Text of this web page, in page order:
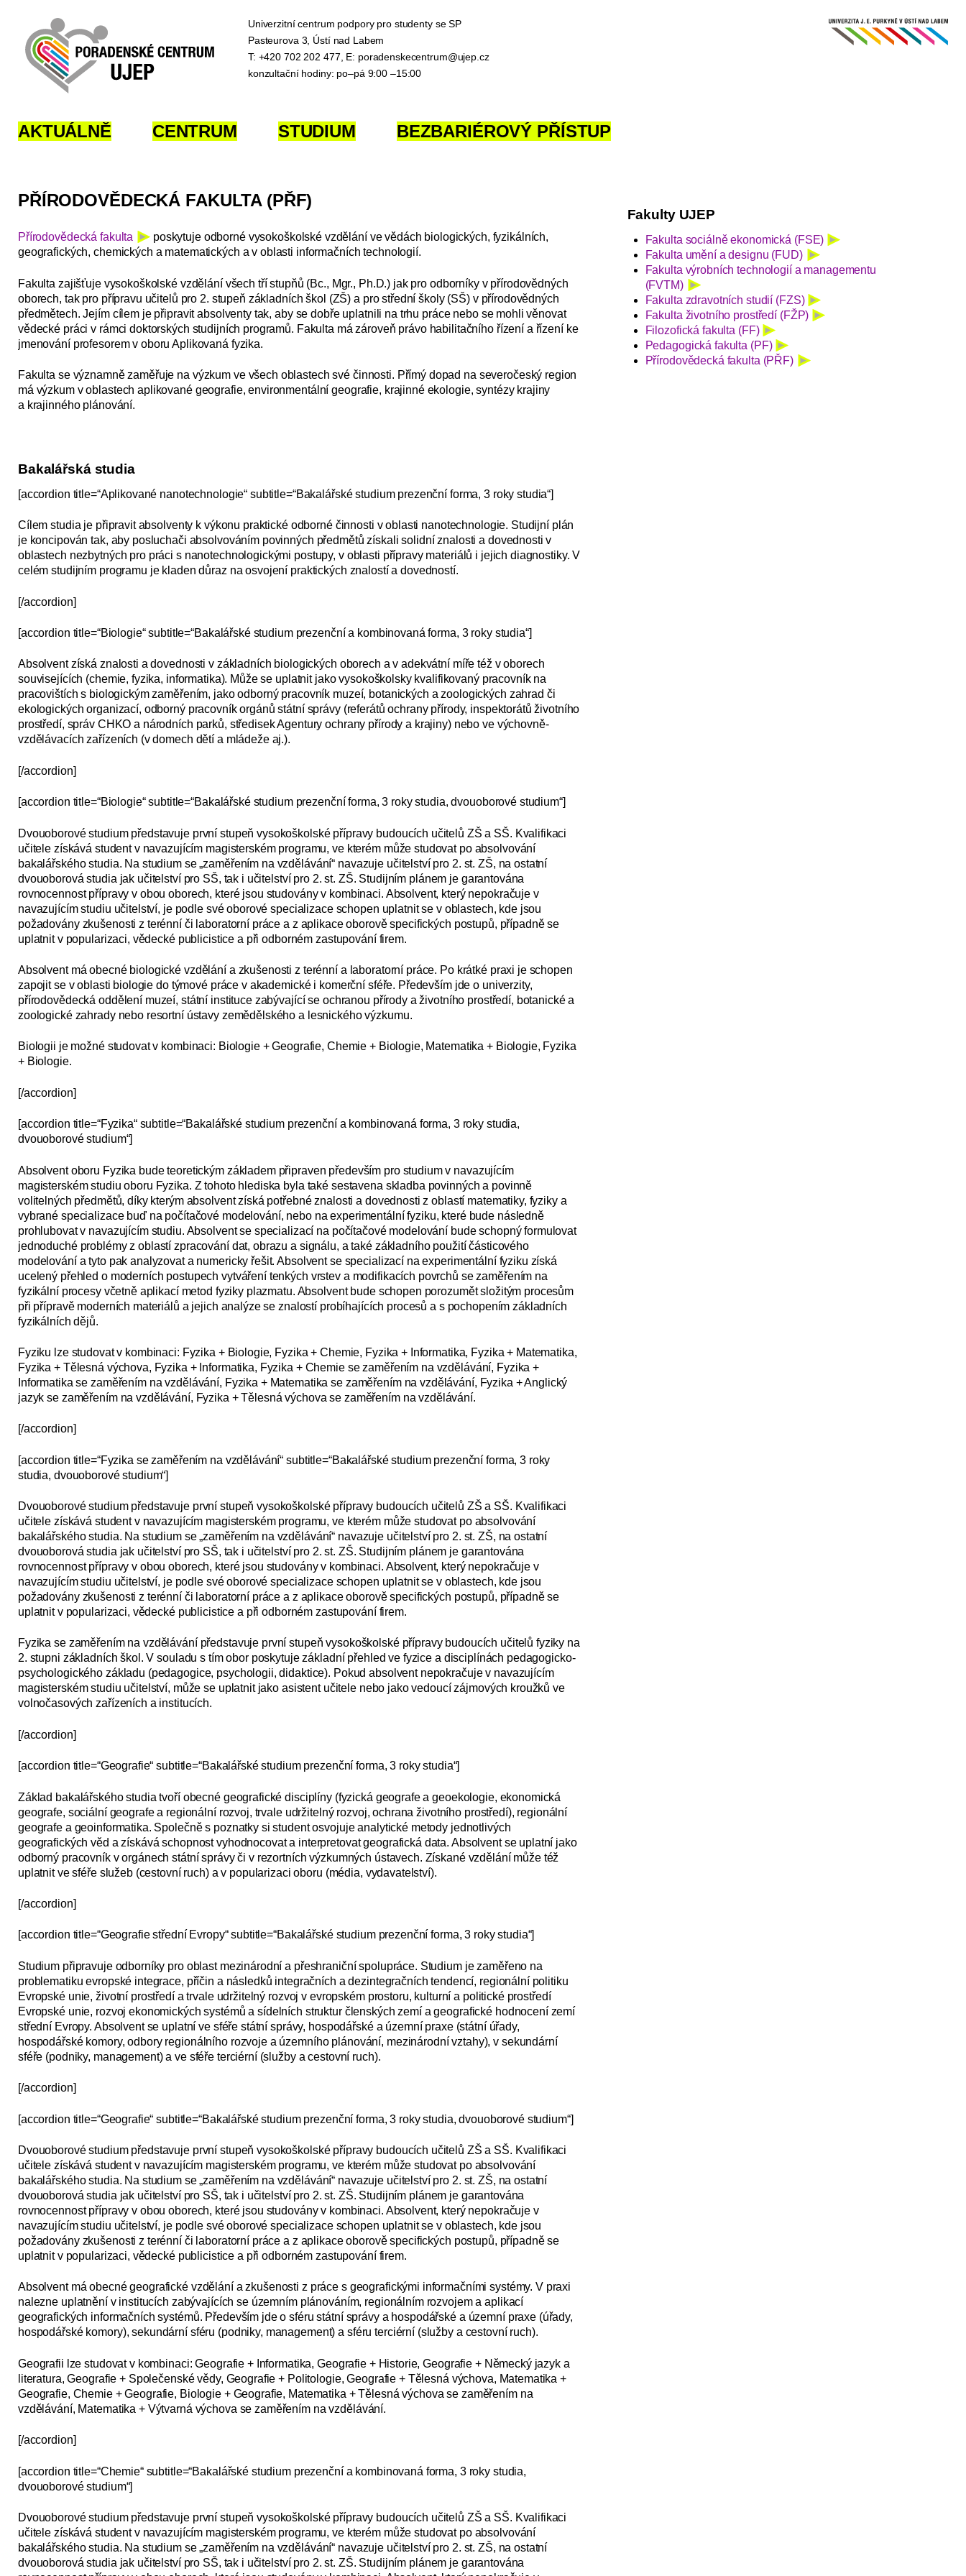
Univerzitní centrum podpory pro studenty se SP
Pasteurova 3, Ústí nad Labem
T: +420 702 202 477, E: poradenskecentrum@ujep.cz
konzultační hodiny: po–pá 9:00 –15:00
AKTUÁLNĚ CENTRUM STUDIUM BEZBARIÉROVÝ PŘÍSTUP
PŘÍRODOVĚDECKÁ FAKULTA (PŘF)
Přírodovědecká fakulta
poskytuje odborné vysokoškolské vzdělání ve vědách biologických, fyzikálních,
geografických, chemických a matematických a v oblasti informačních technologií.
Fakulta zajišťuje vysokoškolské vzdělání všech tří stupňů (Bc., Mgr., Ph.D.) jak pro odborníky v přírodovědných
oborech, tak pro přípravu učitelů pro 2. stupeň základních škol (ZŠ) a pro střední školy (SŠ) v přírodovědných
předmětech. Jejím cílem je připravit absolventy tak, aby se dobře uplatnili na trhu práce nebo se mohli věnovat
vědecké práci v rámci doktorských studijních programů. Fakulta má zároveň právo habilitačního řízení a řízení ke
jmenování profesorem v oboru Aplikovaná fyzika.
Fakulta se významně zaměřuje na výzkum ve všech oblastech své činnosti. Přímý dopad na severočeský region
má výzkum v oblastech aplikované geografie, environmentální geografie, krajinné ekologie, syntézy krajiny
a krajinného plánování.
Bakalářská studia
[accordion title=“Aplikované nanotechnologie“ subtitle=“Bakalářské studium prezenční forma, 3 roky studia“]
Cílem studia je připravit absolventy k výkonu praktické odborné činnosti v oblasti nanotechnologie. Studijní plán
je koncipován tak, aby posluchači absolvováním povinných předmětů získali solidní znalosti a dovednosti v
oblastech nezbytných pro práci s nanotechnologickými postupy, v oblasti přípravy materiálů i jejich diagnostiky. V
celém studijním programu je kladen důraz na osvojení praktických znalostí a dovedností.
[/accordion]
[accordion title=“Biologie“ subtitle=“Bakalářské studium prezenční a kombinovaná forma, 3 roky studia“]
Absolvent získá znalosti a dovednosti v základních biologických oborech a v adekvátní míře též v oborech
souvisejících (chemie, fyzika, informatika). Může se uplatnit jako vysoko­školsky kvalifikovaný pracovník na
pracovištích s biologickým zaměřením, jako odborný pracovník muzeí, botanických a zoologických zahrad či
ekologických organizací, odborný pracovník orgánů státní správy (referátů ochrany přírody, inspektorátů životního
prostře­dí, správ CHKO a národních parků, středisek Agentury ochrany přírody a krajiny) nebo ve výchovně-
vzdělávacích zařízeních (v domech dětí a mládeže aj.).
[/accordion]
[accordion title=“Biologie“ subtitle=“Bakalářské studium prezenční forma, 3 roky studia, dvouoborové studium“]
Dvouoborové studium představuje první stupeň vysokoškolské přípravy budoucích učite­lů ZŠ a SŠ. Kvalifikaci
učitele získává student v navazujícím magisterském programu, ve kterém může studovat po absolvování
bakalářského studia. Na studium se „zaměřením na vzdělávání“ navazuje učitelství pro 2. st. ZŠ, na ostatní
dvouoborová studia jak učitelství pro SŠ, tak i učitelství pro 2. st. ZŠ. Studijním plánem je garantována
rovnocennost přípravy v obou oborech, které jsou studovány v kombinaci. Absolvent, který nepokračuje v
navazu­jícím studiu učitelství, je podle své oborové specializace schopen uplatnit se v oblastech, kde jsou
požadovány zkušenosti z terénní či laboratorní práce a z aplikace oborově specifických postupů, případně se
uplatnit v popularizaci, vědecké publicistice a při odborném zastupování firem.
Absolvent má obecné biologické vzdělání a zkušenosti z terénní a laboratorní práce. Po krátké praxi je schopen
zapojit se v oblasti biologie do týmové práce v akademické i ko­merční sféře. Především jde o univerzity,
přírodovědecká oddělení muzeí, státní instituce zabývající se ochranou přírody a životního prostředí, botanické a
zoologické zahrady nebo resortní ústavy zemědělského a lesnického výzkumu.
Biologii je možné studovat v kombinaci: Biologie + Geografie, Chemie + Biologie, Matematika + Biologie, Fyzika
+ Biologie.
[/accordion]
[accordion title=“Fyzika“ subtitle=“Bakalářské studium prezenční a kombinovaná forma, 3 roky studia,
dvouoborové studium“]
Absolvent oboru Fyzika bude teoretickým základem připraven především pro studium v navazujícím
magisterském studiu oboru Fyzika. Z tohoto hlediska byla také sestavena skladba povinných a povinně
volitelných předmětů, díky kterým absolvent získá potřebné znalosti a dovednosti z oblastí matematiky, fyziky a
vybrané specializace buď na počítačové modelování, nebo na experimentální fyziku, které bude následně
prohlubovat v navazujícím studiu. Absolvent se specializací na počítačové modelování bude schopný formulovat
jednoduché problémy z oblastí zpracování dat, obrazu a signálu, a také základního použití částicového
modelování a tyto pak analyzovat a numericky řešit. Absolvent se specializací na experimentální fyziku získá
ucelený přehled o moderních postupech vytváření tenkých vrstev a modifikacích povrchů se zaměřením na
fyzikální procesy včetně aplikací metod fyziky plazmatu. Absolvent bude schopen porozumět složitým procesům
při přípravě moderních materiálů a jejich analýze se znalostí probíhajících procesů a s pochopením základních
fyzikálních dějů.
Fyziku lze studovat v kombinaci: Fyzika + Biologie, Fyzika + Chemie, Fyzika + Informatika, Fyzika + Matematika,
Fyzika + Tělesná výchova, Fyzika + Informatika, Fyzika + Chemie se zaměřením na vzdělávání, Fyzika +
Informatika se zaměřením na vzdělávání, Fyzika + Matematika se zaměřením na vzdělávání, Fyzika + Anglický
jazyk se zaměřením na vzdělávání, Fyzika + Tělesná výchova se zaměřením na vzdělávání.
[/accordion]
[accordion title=“Fyzika se zaměřením na vzdělávání“ subtitle=“Bakalářské studium prezenční forma, 3 roky
studia, dvouoborové studium“]
Dvouoborové studium představuje první stupeň vysokoškolské přípravy budoucích učitelů ZŠ a SŠ. Kvalifikaci
učitele získává student v navazujícím magisterském programu, ve kterém může studovat po absolvování
bakalářského studia. Na studium se „zaměřením na vzdělávání“ navazuje učitelství pro 2. st. ZŠ, na ostatní
dvouoborová studia jak učitelství pro SŠ, tak i učitelství pro 2. st. ZŠ. Studijním plánem je garantována
rovnocennost přípravy v obou oborech, které jsou studovány v kombinaci. Absolvent, který nepokračuje v
navazujícím studiu učitelství, je podle své oborové specializace schopen uplatnit se v oblastech, kde jsou
požadovány zkušenosti z terénní či laboratorní práce a z aplikace oborově specifických postupů, případně se
uplatnit v popularizaci, vědecké publicistice a při odborném zastupování firem.
Fyzika se zaměřením na vzdělávání představuje první stupeň vysokoškolské přípravy budoucích učitelů fyziky na
2. stupni základních škol. V souladu s tím obor poskytuje základní přehled ve fyzice a disciplínách pedagogicko-
psychologického základu (pedagogice, psychologii, didaktice). Pokud absolvent nepokračuje v navazujícím
magisterském studiu učitelství, může se uplatnit jako asistent učitele nebo jako vedoucí zájmových kroužků ve
volnočasových zařízeních a institucích.
[/accordion]
[accordion title=“Geografie“ subtitle=“Bakalářské studium prezenční forma, 3 roky studia“]
Základ bakalářského studia tvoří obecné geografické disciplíny (fyzická geografe a geoekologie, ekonomická
geografe, sociální geografe a regionální rozvoj, trvale udržitelný rozvoj, ochrana životního prostředí), regionální
geografe a geoinformatika. Společně s poznatky si student osvojuje analytické metody jednotlivých
geografických věd a získává schopnost vyhodnocovat a interpretovat geografická data. Absolvent se uplatní jako
odborný pracov­ník v orgánech státní správy či v rezortních výzkumných ústavech. Získané vzdělání může též
uplatnit ve sféře služeb (cestovní ruch) a v popularizaci oboru (média, vydavatelství).
[/accordion]
[accordion title=“Geografie střední Evropy“ subtitle=“Bakalářské studium prezenční forma, 3 roky studia“]
Studium připravuje odborníky pro oblast mezinárodní a přeshraniční spolupráce. Studium je zaměřeno na
problematiku evropské integrace, příčin a následků integračních a dezintegračních tendencí, regionální politiku
Evropské unie, životní prostředí a trvale udržitelný rozvoj v evropském prostoru, kulturní a politické prostředí
Evropské unie, rozvoj ekonomic­kých systémů a sídelních struktur členských zemí a geografické hodnocení zemí
střední Evropy. Absolvent se uplatní ve sféře státní správy, hospodářské a územní praxe (státní úřady,
hospodářské komory, odbory regionálního rozvoje a územního plánování, mezi­národní vztahy), v sekundární
sféře (podniky, management) a ve sféře terciérní (služby a cestovní ruch).
[/accordion]
[accordion title=“Geografie“ subtitle=“Bakalářské studium prezenční forma, 3 roky studia, dvouoborové studium“]
Dvouoborové studium představuje první stupeň vysokoškolské přípravy budoucích učitelů ZŠ a SŠ. Kvalifikaci
učitele získává student v navazujícím magisterském programu, ve kterém může studovat po absolvování
bakalářského studia. Na studium se „zaměřením na vzdělávání“ navazuje učitelství pro 2. st. ZŠ, na ostatní
dvouoborová studia jak učitelství pro SŠ, tak i učitelství pro 2. st. ZŠ. Studijním plánem je garantována
rovnocennost přípravy v obou oborech, které jsou studovány v kombinaci. Absolvent, který nepokračuje v
navazujícím studiu učitelství, je podle své oborové specializace schopen uplatnit se v oblastech, kde jsou
požadovány zkušenosti z terénní či laboratorní práce a z aplikace oborově specifických postupů, případně se
uplatnit v popularizaci, vědecké publicistice a při odborném zastupování firem.
Absolvent má obecné geografické vzdělání a zkušenosti z práce s geografickými informač­ními systémy. V praxi
nalezne uplatnění v institucích zabývajících se územním plánováním, regionálním rozvojem a aplikací
geografických informačních systémů. Především jde o sfé­ru státní správy a hospodářské a územní praxe (úřady,
hospodářské komory), sekundární sféru (podniky, management) a sféru terciérní (služby a cestovní ruch).
Geografii lze studovat v kombinaci: Geografie + Informatika, Geografie + Historie, Geografie + Německý jazyk a
literatura, Geografie + Společenské vědy, Geografie + Politologie, Geografie + Tělesná výchova, Matematika +
Geografie, Chemie + Geografie, Biologie + Geografie, Matematika + Tělesná výchova se zaměřením na
vzdělávání, Matematika + Výtvarná výchova se zaměřením na vzdělávání.
[/accordion]
[accordion title=“Chemie“ subtitle=“Bakalářské studium prezenční a kombinovaná forma, 3 roky studia,
dvouoborové studium“]
Dvouoborové studium představuje první stupeň vysokoškolské přípravy budoucích učitelů ZŠ a SŠ. Kvalifikaci
učitele získává student v navazujícím magisterském programu, ve kterém může studovat po absolvování
bakalářského studia. Na studium se „zaměřením na vzdělávání“ navazuje učitelství pro 2. st. ZŠ, na ostatní
dvouoborová studia jak učitelství pro SŠ, tak i učitelství pro 2. st. ZŠ. Studijním plánem je garantována
Fakulty UJEP
Fakulta sociálně ekonomická (FSE)
Fakulta umění a designu (FUD)
Fakulta výrobních technologií a managementu
(FVTM)
Fakulta zdravotních studií (FZS)
Fakulta životního prostředí (FŽP)
Filozofická fakulta (FF)
Pedagogická fakulta (PF)
Přírodovědecká fakulta (PŘF)